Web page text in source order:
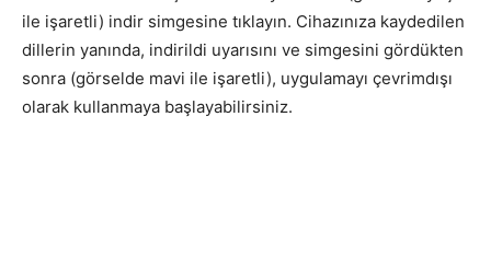
ile işaretli) indir simgesine tıklayın. Cihazınıza kaydedilen
dillerin yanında, indirildi uyarısını ve simgesini gördükten
sonra (görselde mavi ile işaretli), uygulamayı çevrimdışı
olarak kullanmaya başlayabilirsiniz.